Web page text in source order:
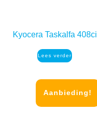
Kyocera Taskalfa 408ci
Lees verder
Aanbieding!